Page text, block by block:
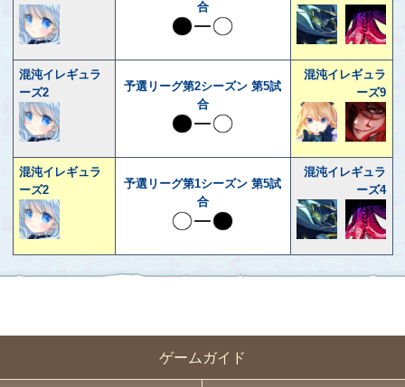
ゲームガイド
合
混沌イレギュラ
ーズ2
予選リーグ第2シーズン 第5試
合
混沌イレギュラ
ーズ9
混沌イレギュラ
ーズ2
予選リーグ第1シーズン 第5試
合
混沌イレギュラ
ーズ4